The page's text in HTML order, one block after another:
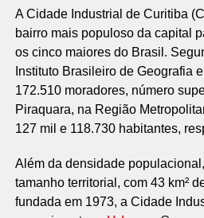
A Cidade Industrial de Curitiba
bairro mais populoso da capital
os cinco maiores do Brasil.
Instituto Brasileiro de Geografia
172.510 moradores, número
Piraquara, na Região
127 mil e 118.730 habitantes,
Além da densidade
tamanho territorial, com 43 km²
fundada em 1973, a Cidade